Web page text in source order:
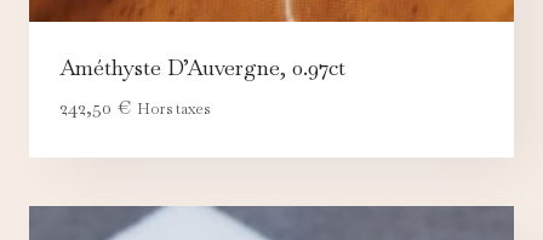
Améthyste D’Auvergne, 0.97ct
242,50 € Hors taxes
adaptées à vos centres d'intérêt.